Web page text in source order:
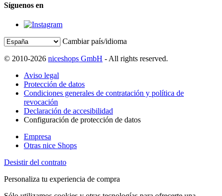
Síguenos en
Cambiar país/idioma
© 2010-2026 niceshops GmbH - All rights reserved.
Aviso legal
Protección de datos
Condiciones generales de contratación y política de
revocación
Declaración de accesibilidad
Configuración de protección de datos
Empresa
Otras nice Shops
Desistir del contrato
Personaliza tu experiencia de compra